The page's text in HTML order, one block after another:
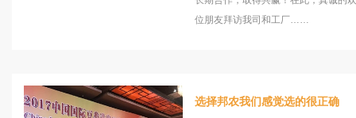
位朋友拜访我司和工厂……
选择邦农我们感觉选的很正确